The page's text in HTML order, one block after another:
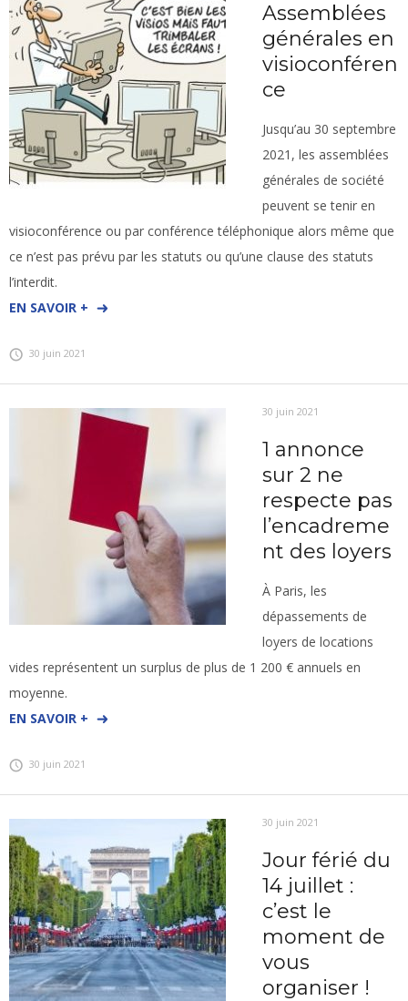
Assemblées
générales en
visioconféren
ce
Jusqu’au 30 septembre
2021, les assemblées
générales de société
peuvent se tenir en
visioconférence ou par conférence téléphonique alors même que
ce n’est pas prévu par les statuts ou qu’une clause des statuts
l’interdit.
EN SAVOIR +
30 juin 2021
30 juin 2021
1 annonce
sur 2 ne
respecte pas
l’encadreme
nt des loyers
À Paris, les
dépassements de
loyers de locations
vides représentent un surplus de plus de 1 200 € annuels en
moyenne.
EN SAVOIR +
30 juin 2021
30 juin 2021
Jour férié du
14 juillet :
c’est le
moment de
vous
organiser !